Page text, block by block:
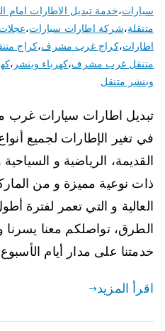
سيارات،خدمة تبديل الاطارات امام
متنقلة،شركة اطارات سيارات،
اطارات،كراج غرب مشرف،كراج
متنقل غرب مشرف،كهرباء وبنشر ،
وبنشر متنقل
تبديل اطارات سيارات
في تغير الإطارات لجميع
القديمة، الرياضية و
ذات نوعية مميزة و من
العالية و التي تعمر لفترة
الطرق، تواصلكم معنا يسرنا
خدمتنا على مدار أيام
اقرأ المزيد